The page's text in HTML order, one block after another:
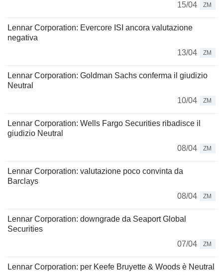
15/04
ZM
Lennar Corporation: Evercore ISI ancora valutazione
negativa
13/04
ZM
Lennar Corporation: Goldman Sachs conferma il giudizio
Neutral
10/04
ZM
Lennar Corporation: Wells Fargo Securities ribadisce il
giudizio Neutral
08/04
ZM
Lennar Corporation: valutazione poco convinta da
Barclays
08/04
ZM
Lennar Corporation: downgrade da Seaport Global
Securities
07/04
ZM
Lennar Corporation: per Keefe Bruyette & Woods è Neutral